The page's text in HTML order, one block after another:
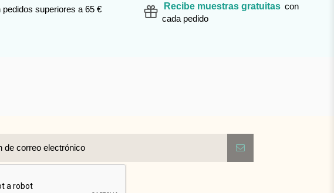
pedidos superiores a 65 € Recibe muestras gratuitas con
cada pedido